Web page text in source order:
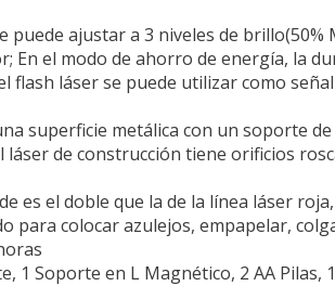
ajustar a 3 niveles de
el modo de ahorro de energía, la
láser se puede utilizar como
superficie metálica con un soporte
de construcción tiene orificios
es el doble que la de la línea láser
para colocar azulejos, empapelar,
1 Soporte en L Magnético, 2 AA Pilas,